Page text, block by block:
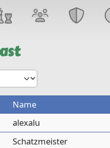
Name
alexalu
Schatzmeister